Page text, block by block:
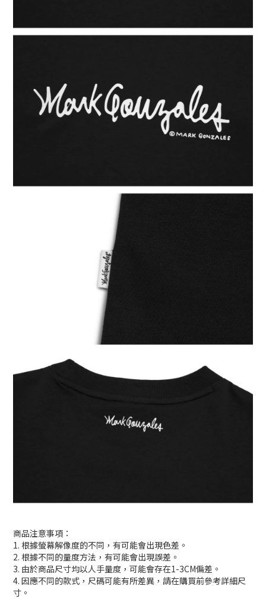
商品注意事項：
1. 根據螢幕解像度的不同，有可能會出現色差。
2. 根據不同的量度方法，有可能會出現誤差。
3. 由於商品尺寸均以人手量度，可能會存在1-3CM偏差。
4. 因應不同的款式，尺碼可能有所差異，請在購買前參考詳細尺
寸。